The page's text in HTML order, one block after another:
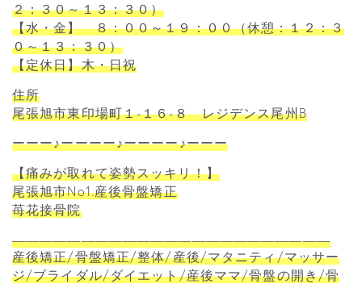
２：３０～１３：３０）
【水・金】 ８：００～１９：００（休憩：１２：３
０～１３：３０）
【定休日】木・日祝
住所
尾張旭市東印場町１-１６-８ レジデンス尾州B
ーーー♪ーーーー♪ーーーー♪ーーー
【痛みが取れて姿勢スッキリ！】
尾張旭市No1.産後骨盤矯正
苺花接骨院
―――――――――――――――――――――――
産後矯正/骨盤矯正/整体/産後/マタニティ/マッサー
ジ/ブライダル/ダイエット/産後ママ/骨盤の開き/骨